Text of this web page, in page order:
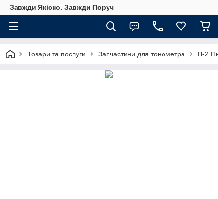
Завжди Якісно. Завжди Поруч
Товари та послуги Запчастини для тонометра П-2